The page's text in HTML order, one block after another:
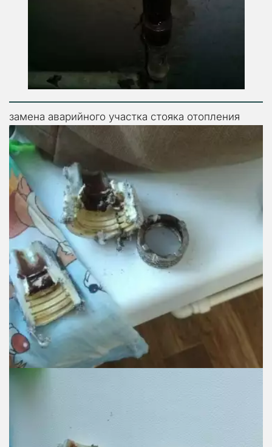
замена аварийного участка стояка отопления